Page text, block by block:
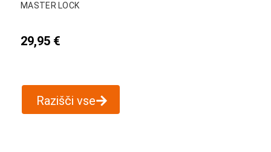
MASTER LOCK
29,95 €
Razišči vse